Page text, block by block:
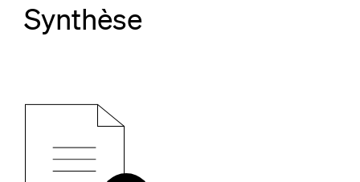
Synthèse